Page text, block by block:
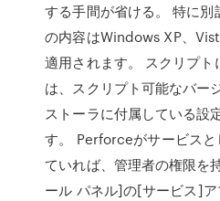
する手間が省ける。 特に
の内容はWindows XP、
適用されます。 スクリプト
は、スクリプト可能なバー
ストーラに付属している設
す。 Perforceがサービス
ていれば、管理者の権限を
ール パネル]の[サービス]ア